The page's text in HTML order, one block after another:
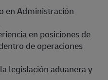
en Administración
en posiciones de
de operaciones
legislación aduanera y